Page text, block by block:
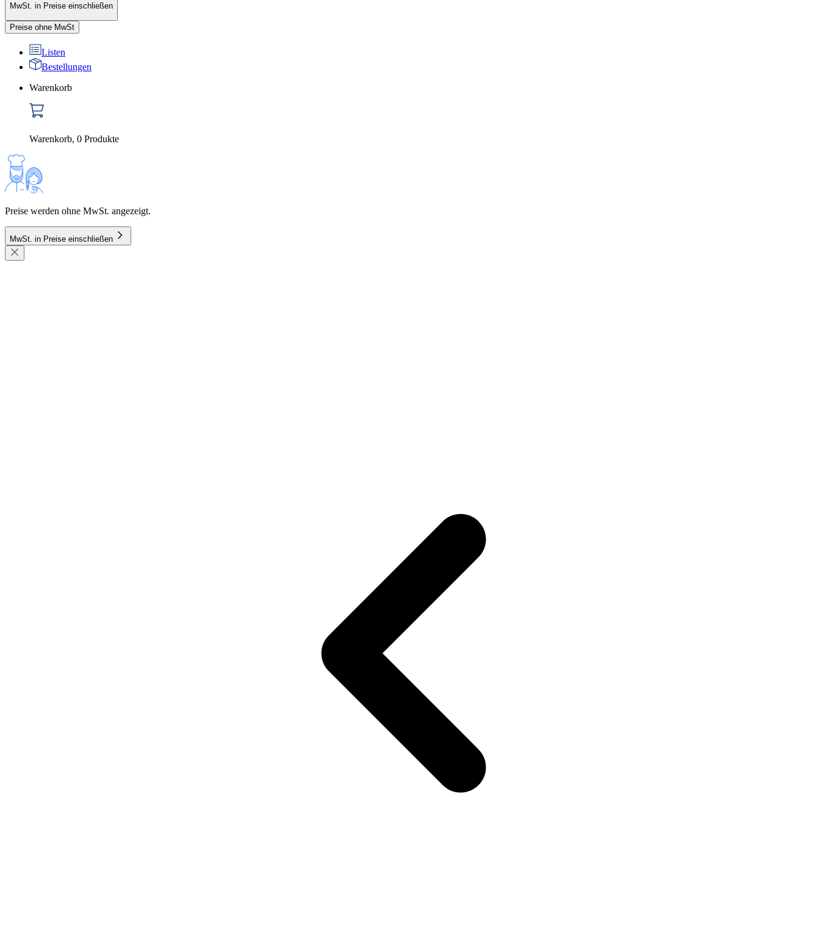
MwSt. in Preise einschließen
Preise ohne MwSt
Listen
Bestellungen
Warenkorb
Warenkorb, 0 Produkte
Preise werden ohne MwSt. angezeigt.
MwSt. in Preise einschließen